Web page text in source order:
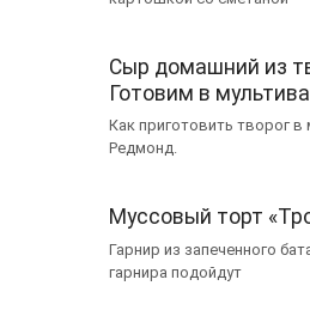
Сыр домашний из
Готовим в
Как приготовить творог в
Редмонд.
Муссовый торт
Гарнир из запеченного
гарнира подойдут